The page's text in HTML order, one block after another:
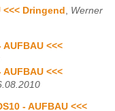
<<< Dringend , Werner
AUFBAU <<<
AUFBAU <<<
- AUFBAU <<<